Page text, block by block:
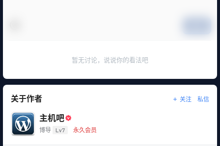
暂无讨论，说说你的看法吧
关于作者 关注 私信
主机吧
博导 Lv7 永久会员